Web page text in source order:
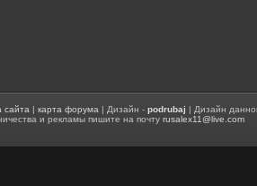
сайта |карта форума | Дизайн -podrubaj | Дизайн
и рекламы пишите на почтуrusalex11@live.com